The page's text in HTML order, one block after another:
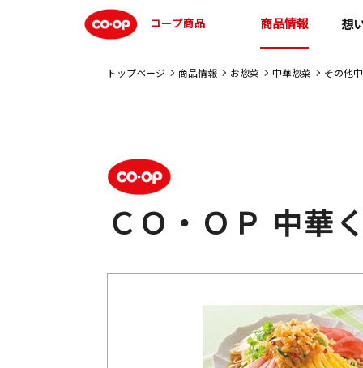
コープ商品 商品情報 想
トップページ 商品情報 お惣菜 中華惣菜 その他
ＣＯ・ＯＰ 中華